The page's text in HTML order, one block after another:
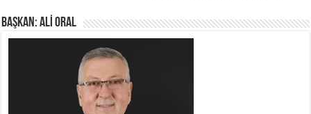
BAŞKAN: ALİ ORAL